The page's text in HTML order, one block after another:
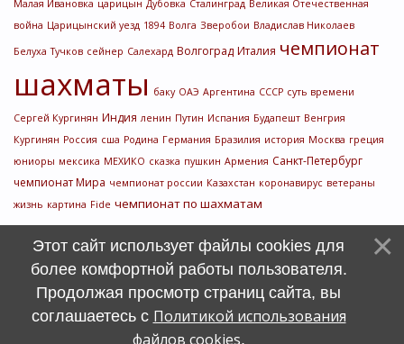
Малая Ивановка царицын Дубовка Сталинград Великая Отечественная
война Царицынский уезд 1894 Волга Зверобои Владислав Николаев
Белуха Тучков сейнер Салехард Волгоград Италия чемпионат
шахматы баку ОАЭ Аргентина СССР суть времени
Сергей Кургинян Индия ленин Путин Испания Будапешт Венгрия
Кургинян Россия сша Родина Германия Бразилия история Москва греция
юниоры мексика МЕХИКО сказка пушкин Армения Санкт-Петербург
чемпионат Мира чемпионат россии Казахстан коронавирус ветераны
жизнь картина Fide чемпионат по шахматам
Этот сайт использует файлы cookies для
более комфортной работы пользователя.
Продолжая просмотр страниц сайта, вы
соглашаетесь с Политикой использования
файлов cookies.